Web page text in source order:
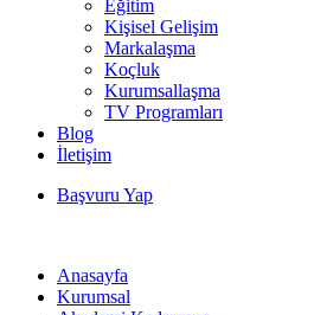
Eğitim
Kişisel Gelişim
Markalaşma
Koçluk
Kurumsallaşma
TV Programları
Blog
İletişim
Başvuru Yap
Anasayfa
Kurumsal